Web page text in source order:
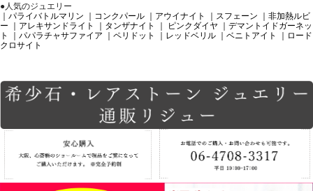
●人気のジュエリー
｜パライバトルマリン
｜コンクパール ｜アウイナイト ｜スフェーン
｜非加熱ルビ
ー
｜アレキサンドライト ｜タンザナイト ｜ ピンクダイヤ
｜デマントイドガーネッ
ト
｜パパラチャサファイア ｜ペリドット ｜レッドベリル ｜ベニトアイト
｜ロード
クロサイト